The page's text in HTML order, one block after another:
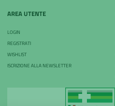
AREA UTENTE
LOGIN
REGISTRATI
WISHLIST
ISCRIZIONE ALLA NEWSLETTER